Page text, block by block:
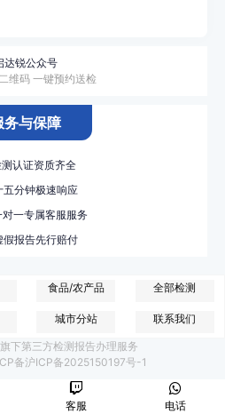
达锐公众号
维码 一键预约送检
务与保障
测认证资质齐全
五分钟极速响应
对一专属客服服务
假报告先行赔付
食品/农产品 全部检测
城市分站 联系我们
下第三方检测报告办理服务
备沪ICP备2025150197号-1
客服 电话